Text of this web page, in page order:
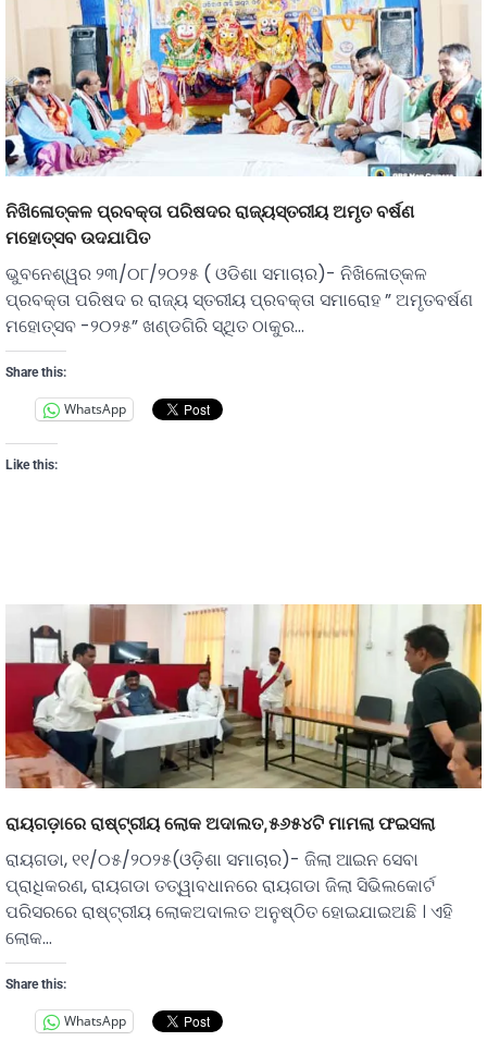
ନିଖିଳୋତ୍କଳ ପ୍ରବକ୍ତା ପରିଷଦର ରାଜ୍ୟସ୍ତରୀୟ ଅମୃତ ବର୍ଷଣ
ମହୋତ୍ସବ ଉଦଯାପିତ
ଭୁବନେଶ୍ୱର ୨୩/୦୮/୨୦୨୫ ( ଓଡିଶା ସମାଚାର)- ନିଖିଳୋତ୍କଳ
ପ୍ରବକ୍ତା ପରିଷଦ ର ରାଜ୍ୟ ସ୍ତରୀୟ ପ୍ରବକ୍ତା ସମାରୋହ ” ଅମୃତବର୍ଷଣ
ମହୋତ୍ସବ -୨୦୨୫” ଖଣ୍ଡଗିରି ସ୍ଥିତ ଠାକୁର…
Share this:
WhatsApp
Like this:
ରାୟଗଡ଼ାରେ ରାଷ୍ଟ୍ରୀୟ ଲୋକ ଅଦାଲତ,୫୬୫୪ଟି ମାମଲା ଫଇସଲା
ରାୟଗଡା, ୧୧/୦୫/୨୦୨୫(ଓଡ଼ିଶା ସମାଚାର)- ଜିଲା ଆଇନ ସେବା
ପ୍ରାଧିକରଣ, ରାୟଗଡା ତତ୍ୱାବଧାନରେ ରାୟଗଡା ଜିଲା ସିଭିଲକୋର୍ଟ
ପରିସରରେ ରାଷ୍ଟ୍ରୀୟ ଲୋକଅଦାଲତ ଅନୁଷ୍ଠିତ ହୋଇଯାଇଅଛି । ଏହି
ଲୋକ…
Share this:
WhatsApp